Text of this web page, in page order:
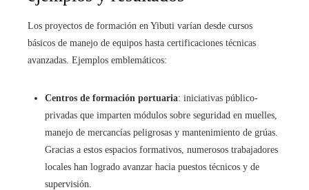
Los proyectos de formación en Yibuti varían desde cursos
básicos de manejo de equipos hasta certificaciones técnicas
avanzadas. Ejemplos emblemáticos:
Centros de formación portuaria: iniciativas público-
privadas que imparten módulos sobre seguridad en muelles,
manejo de mercancías peligrosas y mantenimiento de grúas.
Gracias a estos espacios formativos, numerosos trabajadores
locales han logrado avanzar hacia puestos técnicos y de
supervisión.